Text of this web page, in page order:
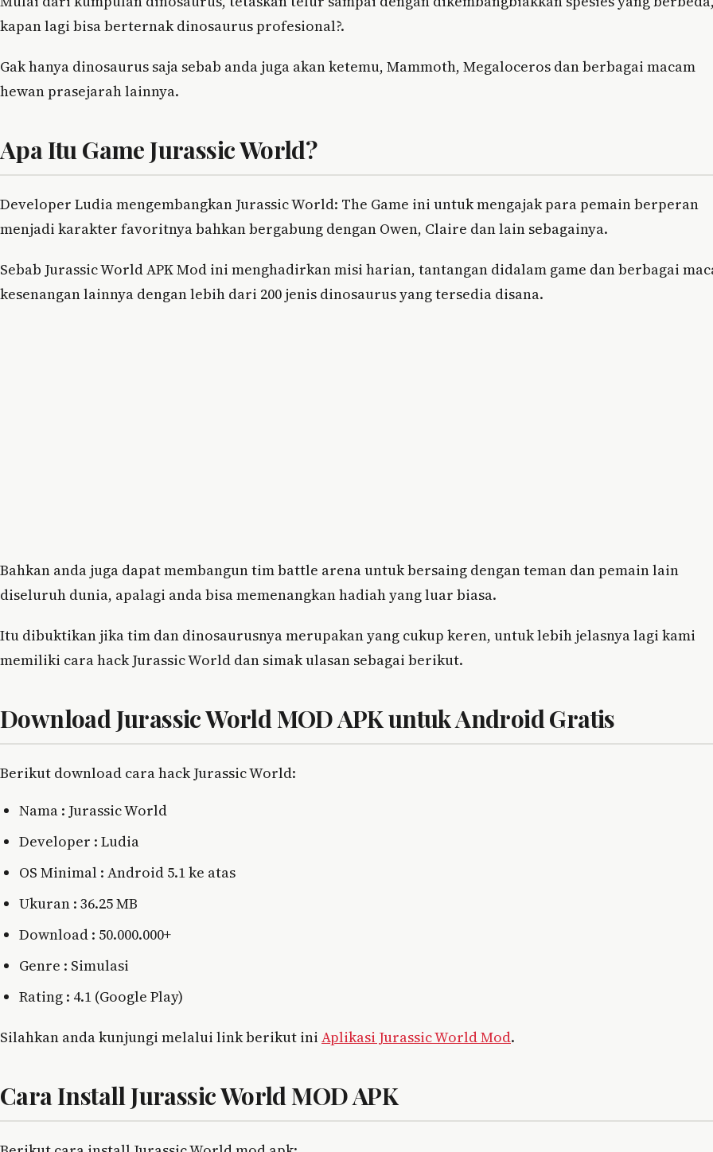
kapan lagi bisa berternak dinosaurus profesional?.
Gak hanya dinosaurus saja sebab anda juga akan ketemu, Mammoth, Megaloceros dan berbagai macam
hewan prasejarah lainnya.
Apa Itu Game Jurassic World?
Developer Ludia mengembangkan Jurassic World: The Game ini untuk mengajak para pemain berperan
menjadi karakter favoritnya bahkan bergabung dengan Owen, Claire dan lain sebagainya.
Sebab Jurassic World APK Mod ini menghadirkan misi harian, tantangan didalam game dan berbagai
kesenangan lainnya dengan lebih dari 200 jenis dinosaurus yang tersedia disana.
Bahkan anda juga dapat membangun tim battle arena untuk bersaing dengan teman dan pemain lain
diseluruh dunia, apalagi anda bisa memenangkan hadiah yang luar biasa.
Itu dibuktikan jika tim dan dinosaurusnya merupakan yang cukup keren, untuk lebih jelasnya lagi kami
memiliki cara hack Jurassic World dan simak ulasan sebagai berikut.
Download Jurassic World MOD APK untuk Android Gratis
Berikut download cara hack Jurassic World:
Nama : Jurassic World
Developer : Ludia
OS Minimal : Android 5.1 ke atas
Ukuran : 36.25 MB
Download : 50.000.000+
Genre : Simulasi
Rating : 4.1 (Google Play)
Silahkan anda kunjungi melalui link berikut ini Aplikasi Jurassic World Mod.
Cara Install Jurassic World MOD APK